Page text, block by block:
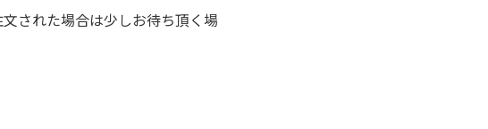
された場合は少しお待ち頂く場